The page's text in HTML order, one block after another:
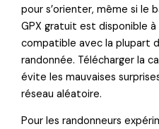
pour s’orienter, même si le
GPX gratuit est disponible à
compatible avec la plupart
randonnée. Télécharger la
évite les mauvaises
réseau aléatoire.
Pour les randonneurs